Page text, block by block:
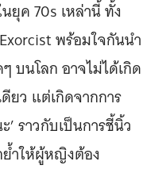
ยุค 70s เหล่านี้ ทั้ง
พร้อมใจกันนำ
บนโลก อาจไม่ได้เกิด
ยว แต่เกิดจากการ
’ ราวกับเป็นการชี้นิ้ว
ำให้ผู้หญิงต้อง